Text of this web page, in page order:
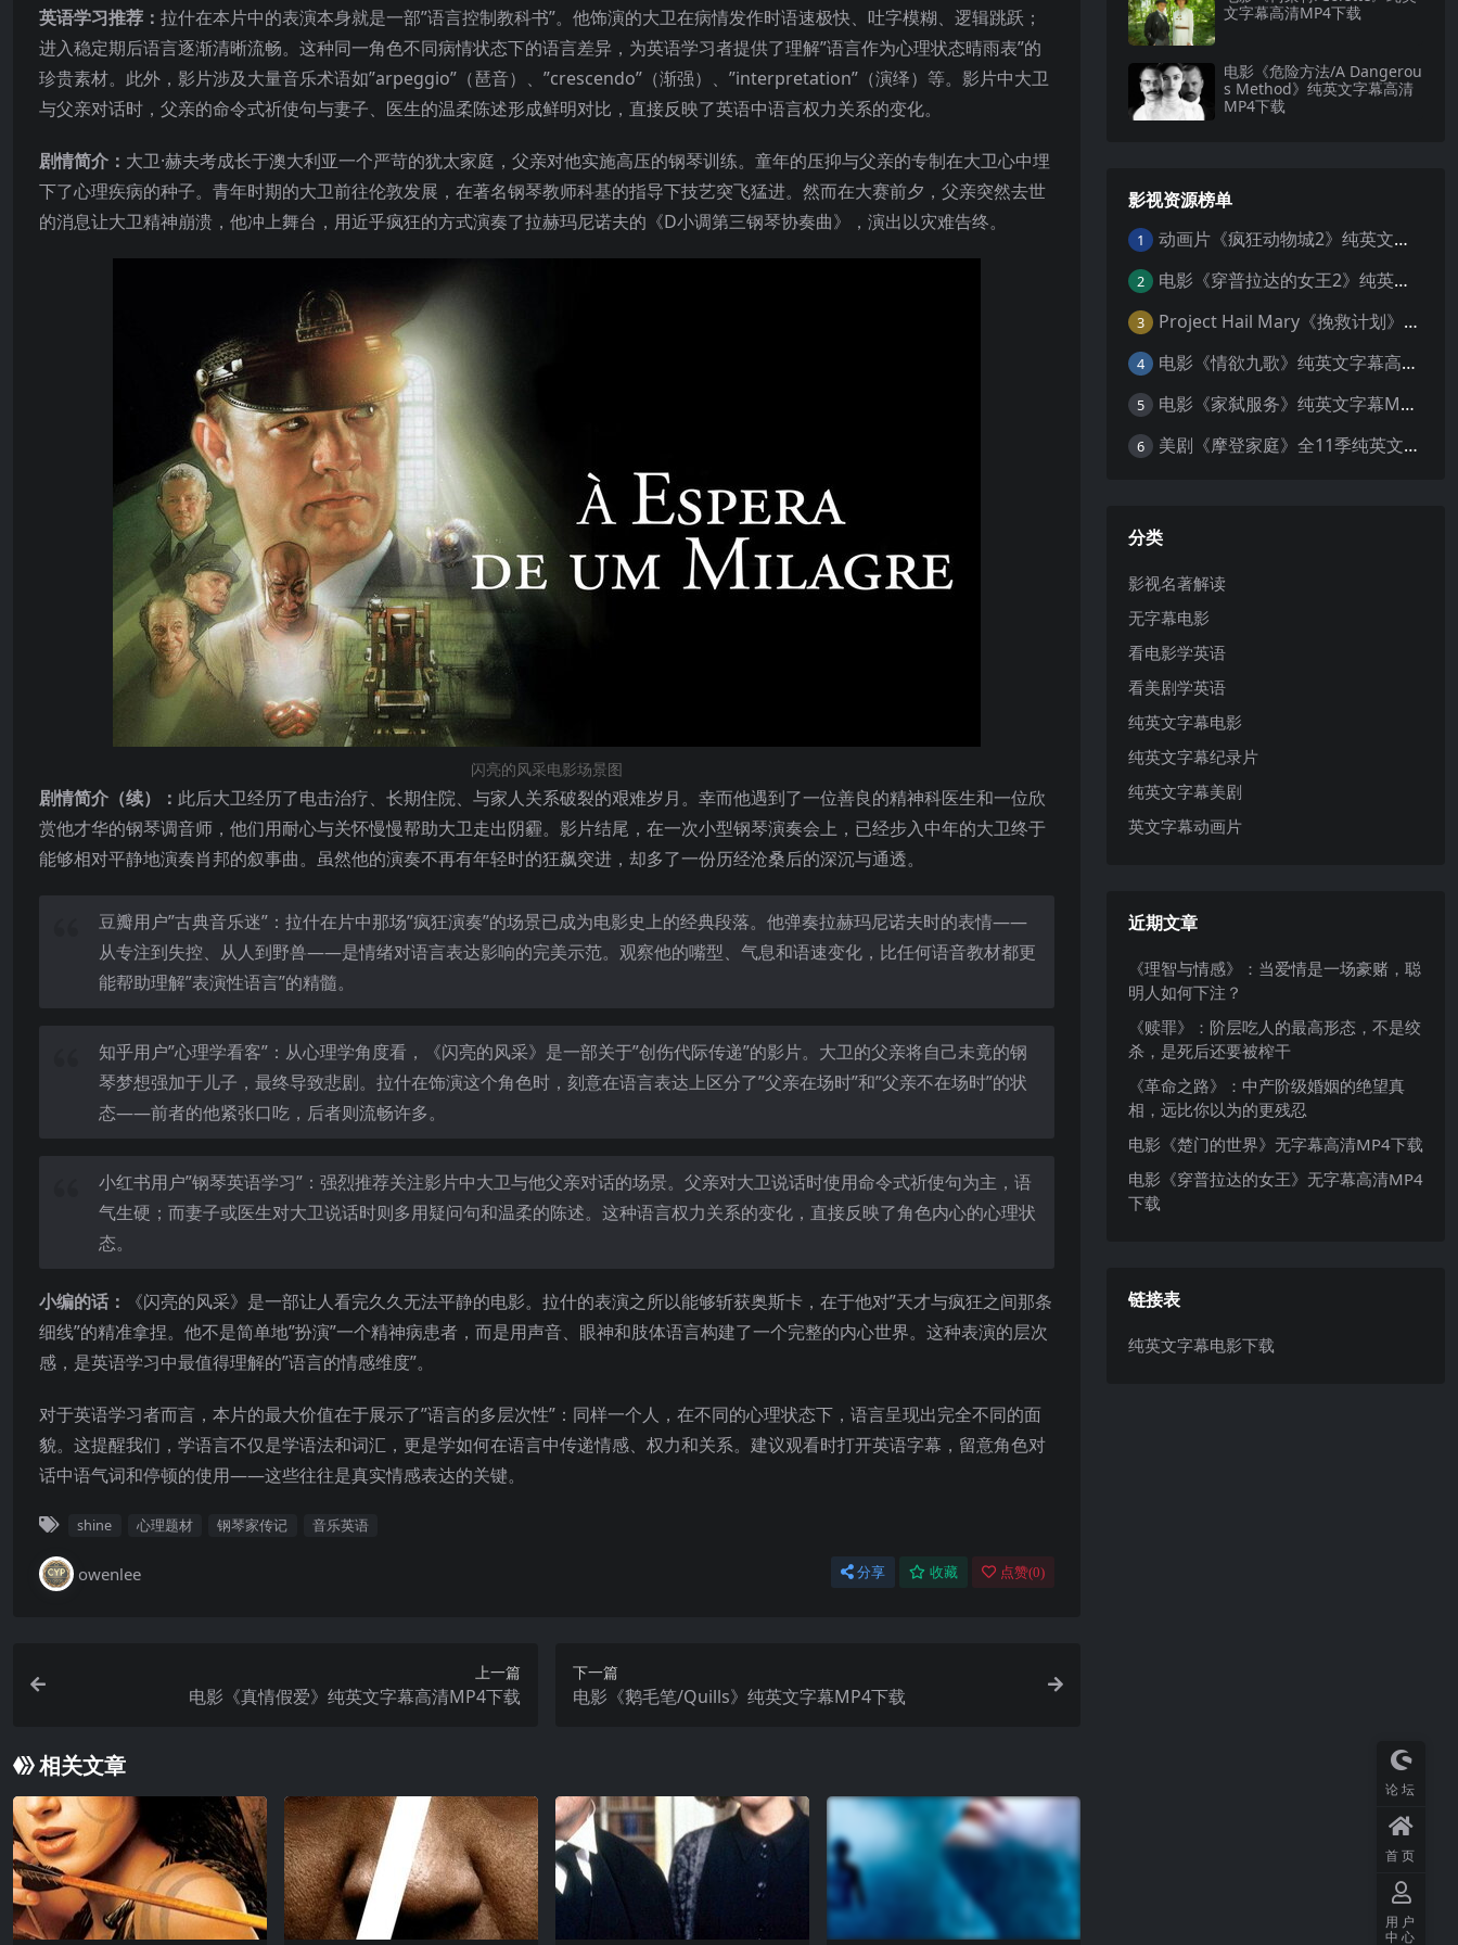
英语学习推荐： 拉什在本片中的表演本身就是一部”语言控制教科书”。他饰演的大卫在病情发作时语速极快、吐字模糊、逻辑跳跃；
进入稳定期后语言逐渐清晰流畅。这种同一角色不同病情状态下的语言差异，为英语学习者提供了理解”语言作为心理状态晴雨表”的
珍贵素材。此外，影片涉及大量音乐术语如”arpeggio”（琶音）、”crescendo”（渐强）、”interpretation”（演绎）等。影片中大卫
与父亲对话时，父亲的命令式祈使句与妻子、医生的温柔陈述形成鲜明对比，直接反映了英语中语言权力关系的变化。
剧情简介： 大卫·赫夫考成长于澳大利亚一个严苛的犹太家庭，父亲对他实施高压的钢琴训练。童年的压抑与父亲的专制在大卫心中埋
下了心理疾病的种子。青年时期的大卫前往伦敦发展，在著名钢琴教师科基的指导下技艺突飞猛进。然而在大赛前夕，父亲突然去世
的消息让大卫精神崩溃，他冲上舞台，用近乎疯狂的方式演奏了拉赫玛尼诺夫的《D小调第三钢琴协奏曲》，演出以灾难告终。
闪亮的风采电影场景图
剧情简介（续）： 此后大卫经历了电击治疗、长期住院、与家人关系破裂的艰难岁月。幸而他遇到了一位善良的精神科医生和一位欣
赏他才华的钢琴调音师，他们用耐心与关怀慢慢帮助大卫走出阴霾。影片结尾，在一次小型钢琴演奏会上，已经步入中年的大卫终于
能够相对平静地演奏肖邦的叙事曲。虽然他的演奏不再有年轻时的狂飙突进，却多了一份历经沧桑后的深沉与通透。
豆瓣用户”古典音乐迷”：拉什在片中那场”疯狂演奏”的场景已成为电影史上的经典段落。他弹奏拉赫玛尼诺夫时的表情——
从专注到失控、从人到野兽——是情绪对语言表达影响的完美示范。观察他的嘴型、气息和语速变化，比任何语音教材都更
能帮助理解”表演性语言”的精髓。
知乎用户”心理学看客”：从心理学角度看，《闪亮的风采》是一部关于”创伤代际传递”的影片。大卫的父亲将自己未竟的钢
琴梦想强加于儿子，最终导致悲剧。拉什在饰演这个角色时，刻意在语言表达上区分了”父亲在场时”和”父亲不在场时”的状
态——前者的他紧张口吃，后者则流畅许多。
小红书用户”钢琴英语学习”：强烈推荐关注影片中大卫与他父亲对话的场景。父亲对大卫说话时使用命令式祈使句为主，语
气生硬；而妻子或医生对大卫说话时则多用疑问句和温柔的陈述。这种语言权力关系的变化，直接反映了角色内心的心理状
态。
小编的话：
《闪亮的风采》是一部让人看完久久无法平静的电影。拉什的表演之所以能够斩获奥斯卡，在于他对”天才与疯狂之间那条
细线”的精准拿捏。他不是简单地”扮演”一个精神病患者，而是用声音、眼神和肢体语言构建了一个完整的内心世界。这种表演的层次
感，是英语学习中最值得理解的”语言的情感维度”。
对于英语学习者而言，本片的最大价值在于展示了”语言的多层次性”：同样一个人，在不同的心理状态下，语言呈现出完全不同的面
貌。这提醒我们，学语言不仅是学语法和词汇，更是学如何在语言中传递情感、权力和关系。建议观看时打开英语字幕，留意角色对
话中语气词和停顿的使用——这些往往是真实情感表达的关键。
shine 心理题材 钢琴家传记 音乐英语
owenlee 分享 收藏 点赞(0)
上一篇
电影《真情假爱》纯英文字幕高清MP4下载
下一篇
电影《鹅毛笔/Quills》纯英文字幕MP4下载
相关文章
文字幕高清MP4下载
电影《危险方法/A Dangerou
s Method》纯英文字幕高清
MP4下载
影视资源榜单
1 动画片《疯狂动物城2》纯英文字幕MP4下载
2 电影《穿普拉达的女王2》纯英文字幕MP4下载
3 Project Hail Mary《挽救计划》纯英文字幕科幻电影MP4下载
4 电影《情欲九歌》纯英文字幕高清MP4下载
5 电影《家弑服务》纯英文字幕MP4下载
6 美剧《摩登家庭》全11季纯英文字幕高清MP4下载
分类
影视名著解读
无字幕电影
看电影学英语
看美剧学英语
纯英文字幕电影
纯英文字幕纪录片
纯英文字幕美剧
英文字幕动画片
近期文章
《理智与情感》：当爱情是一场豪赌，聪
明人如何下注？
《赎罪》：阶层吃人的最高形态，不是绞
杀，是死后还要被榨干
《革命之路》：中产阶级婚姻的绝望真
相，远比你以为的更残忍
电影《楚门的世界》无字幕高清MP4下载
电影《穿普拉达的女王》无字幕高清MP4
下载
链接表
纯英文字幕电影下载
论坛
首页
用户
中心